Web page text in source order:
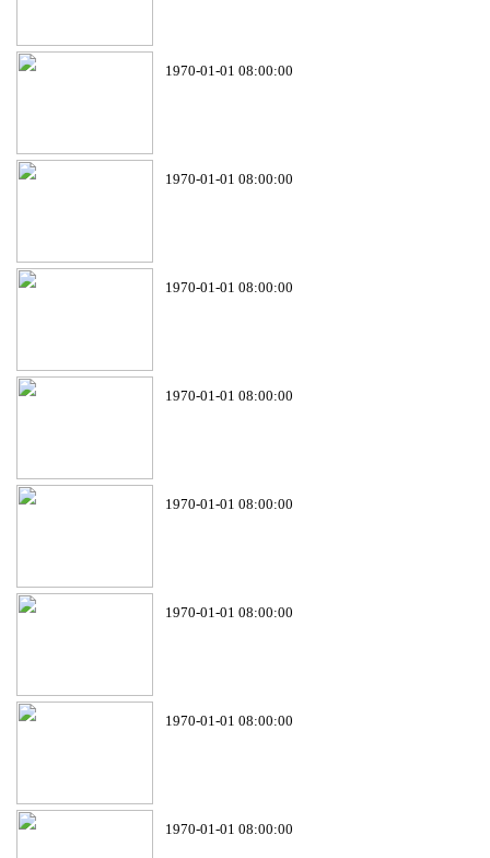
1970-01-01 08:00:00
1970-01-01 08:00:00
1970-01-01 08:00:00
1970-01-01 08:00:00
1970-01-01 08:00:00
1970-01-01 08:00:00
1970-01-01 08:00:00
1970-01-01 08:00:00